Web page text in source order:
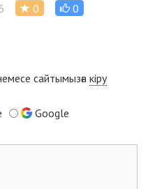
0 0
сайтымызға кіру
Google